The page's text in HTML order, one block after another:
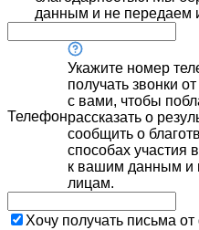
данным и не передаем
Телефон
Укажите номер
получать звонки
с вами, чтобы
рассказать о
сообщить о
способах участия
к вашим данным и
лицам.
Хочу получать письма